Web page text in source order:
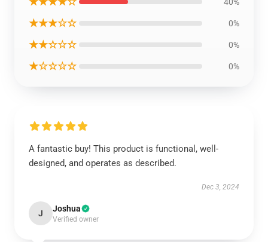
★★★☆☆ 0%
★★☆☆☆ 0%
★☆☆☆☆ 0%
A fantastic buy! This product is functional, well-
designed, and operates as described.
Dec 3, 2024
J Joshua
Verified owner